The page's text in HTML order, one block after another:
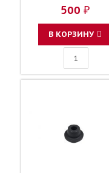
500 ₽
В КОРЗИНУ